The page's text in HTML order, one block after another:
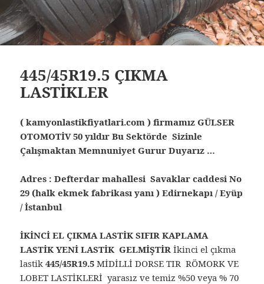
445/45R19.5 ÇIKMA
LASTİKLER
( kamyonlastikfiyatlari.com ) firmamız GÜLSER
OTOMOTİV 50 yıldır Bu Sektörde Sizinle
Çalışmaktan Memnuniyet Gurur Duyarız …
Adres : Defterdar mahallesi Savaklar caddesi No
29 (halk ekmek fabrikası yanı ) Edirnekapı / Eyüp
/ İstanbul
İKİNCİ EL ÇIKMA LASTİK SIFIR KAPLAMA
LASTİK YENİ LASTİK GELMİŞTİRİkinci el çıkma
lastik 445/45R19.5MİDİLLİ DORSE TIR RÖMORK VE
LOBET LASTİKLERİ yarasız ve temiz %50 veya % 70